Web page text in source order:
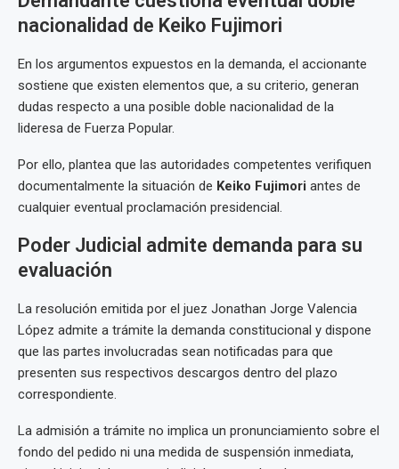
nacionalidad de Keiko Fujimori
En los argumentos expuestos en la demanda, el accionante
sostiene que existen elementos que, a su criterio, generan
dudas respecto a una posible doble nacionalidad de la
lideresa de Fuerza Popular.
Por ello, plantea que las autoridades competentes verifiquen
documentalmente la situación de Keiko Fujimori antes de
cualquier eventual proclamación presidencial.
Poder Judicial admite demanda para su
evaluación
La resolución emitida por el juez Jonathan Jorge Valencia
López admite a trámite la demanda constitucional y dispone
que las partes involucradas sean notificadas para que
presenten sus respectivos descargos dentro del plazo
correspondiente.
La admisión a trámite no implica un pronunciamiento sobre el
fondo del pedido ni una medida de suspensión inmediata,